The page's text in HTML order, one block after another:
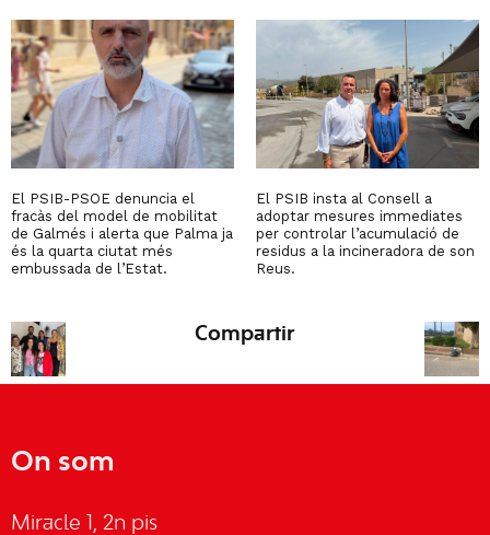
El PSIB-PSOE denuncia el
fracàs del model de mobilitat
de Galmés i alerta que Palma ja
és la quarta ciutat més
embussada de l’Estat.
El PSIB insta al Consell a
adoptar mesures immediates
per controlar l’acumulació de
residus a la incineradora de son
Reus.
Compartir
On som
Miracle 1, 2n pis